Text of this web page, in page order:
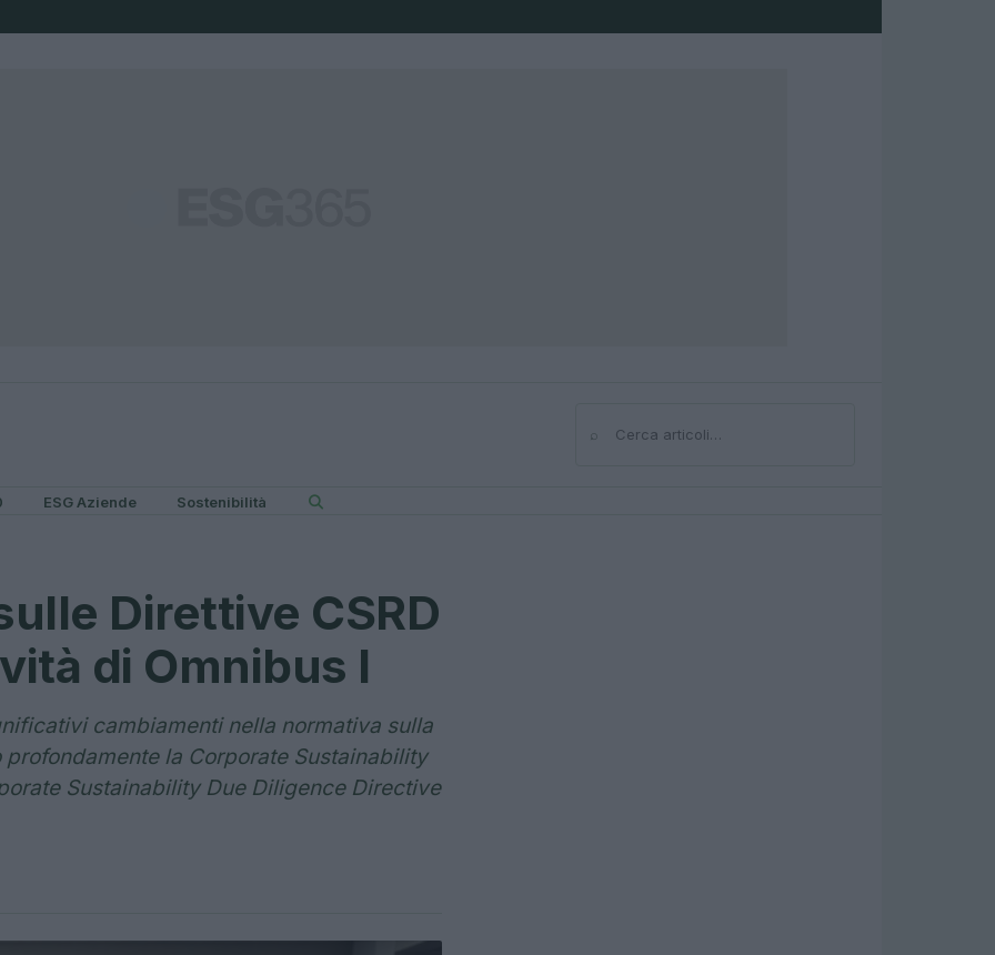
⌕Cerca
ESG Aziende Sostenibilità
Direttive CSRD
di Omnibus I
cambiamenti nella normativa sulla
la Corporate Sustainability
Sustainability Due Diligence Directive